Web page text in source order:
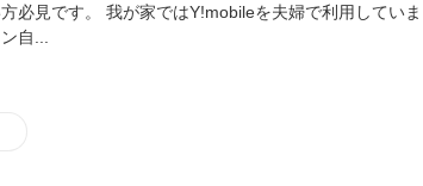
必見です。 我が家ではY!mobileを夫婦で利用していま
自...